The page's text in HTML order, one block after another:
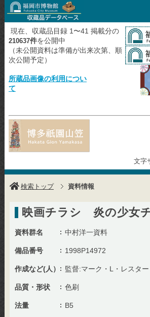
現在、収蔵品目録 1〜41 掲載分の
210637件を公開中
（未公開資料は準備が出来次第、順
次公開予定）
所蔵品画像の利用につい
て
文字
検索トップ 資料情報
映画チラシ 炎の少女
資料群名 中村洋一資料
備品番号 1998P14972
作成など(人） 監督:マーク・L・レスター
品質・形状 色刷
法量 B5